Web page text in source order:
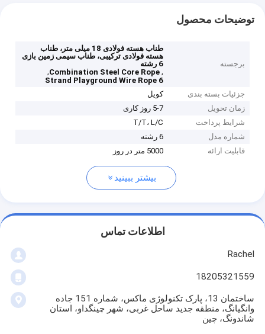
توضیحات محصول
برجسته
طناب هسته فولادی 18 میلی متر، طناب
هسته فولادی ترکیبی، طناب سیمی زمین بازی
6 رشته
,
Combination Steel Core Rope
,
6 Strand Playground Wire Rope
جزئیات بسته بندی
کویل
زمان تحویل
5-7 روز کاری
شرایط پرداخت
T/T، L/C
شماره مدل
6 رشته
قابلیت ارائه
5000 متر در روز
بیشتر ببینید
اطلاعات تماس
Rachel
18205321559
ساختمان 13، پارک تکنولوژی ماکس، شماره 151 جاده
وانگیانگ، منطقه جدید ساحل غربی، شهر چینگداو، استان
شاندونگ، چین